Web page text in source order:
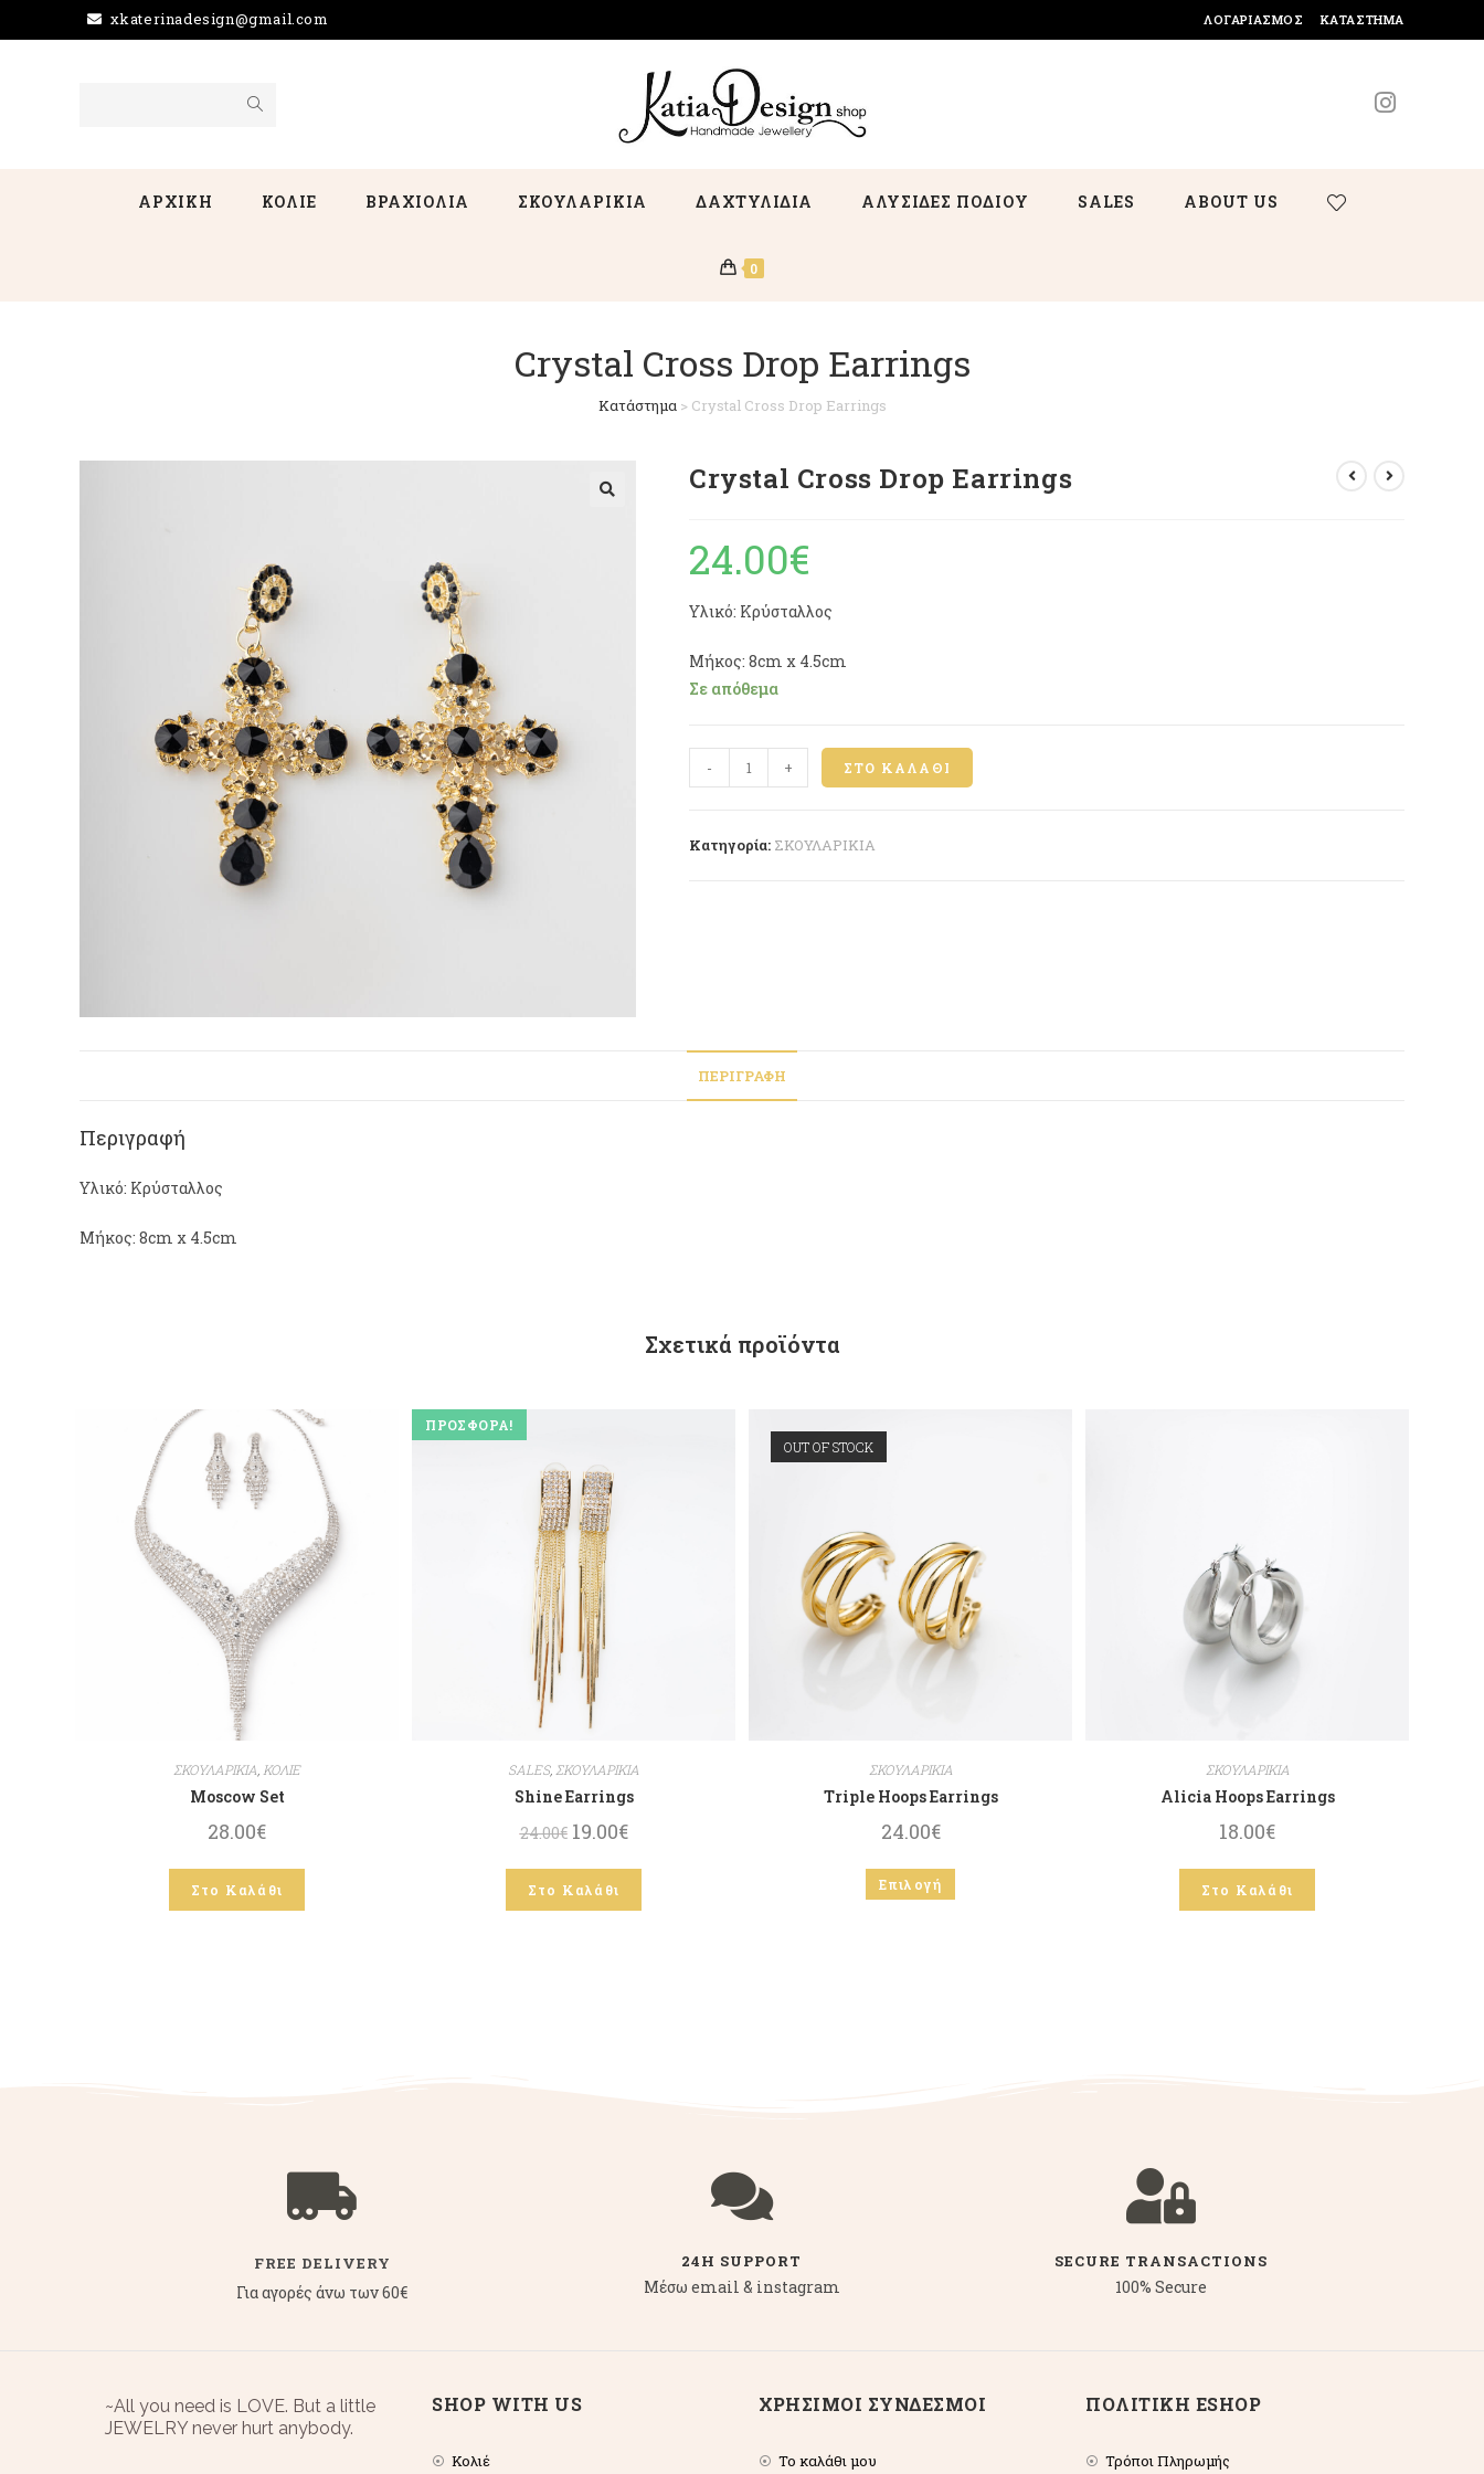
ΛΟΓΑΡΙΑΣΜΌΣ ΚΑΤΆΣΤΗΜΑ
xkaterinadesign@gmail.com
ΑΡΧΙΚΗ ΚΟΛΙΕ ΒΡΑΧΙΟΛΙΑ ΣΚΟΥΛΑΡΙΚΙΑ ΔΑΧΤΥΛΙΔΙΑ ΑΛΥΣΙΔΕΣ ΠΟΔΙΟΥ SALES ABOUT US
0
Crystal Cross Drop Earrings
Κατάστημα> Crystal Cross Drop Earrings
Crystal Cross Drop Earrings
24.00€
Υλικό: Κρύσταλλος
Μήκος: 8cm x 4.5cm
Σε απόθεμα
- + ΣΤΟ ΚΑΛΆΘΙ
Κατηγορία: ΣΚΟΥΛΑΡΙΚΙΑ
ΠΕΡΙΓΡΑΦΉ
Περιγραφή
Υλικό: Κρύσταλλος
Μήκος: 8cm x 4.5cm
Σχετικά προϊόντα
ΣΚΟΥΛΑΡΙΚΙΑ ΚΟΛΙΕ
Moscow Set
28.00€
Στο Καλάθι
ΠΡΟΣΦΟΡΆ!
SALES, ΣΚΟΥΛΑΡΙΚΙΑ
Shine Earrings
24.00€ 19.00€
Στο Καλάθι
OUT OF STOCK
ΣΚΟΥΛΑΡΙΚΙΑ
Triple Hoops Earrings
24.00€
Επιλογή
ΣΚΟΥΛΑΡΙΚΙΑ
Alicia Hoops Earrings
18.00€
Στο Καλάθι
FREE DELIVERY
Για αγορές άνω των 60€
24H SUPPORT
Μέσω email & instagram
SECURE TRANSACTIONS
100% Secure
~All you need is LOVE. But a little
JEWELRY never hurt anybody.
SHOP WITH US
Κολιέ
ΧΡΗΣΙΜΟΙ ΣΥΝΔΕΣΜΟΙ
Το καλάθι μου
ΠΟΛΙΤΙΚΗ ESHOP
Τρόποι Πληρωμής